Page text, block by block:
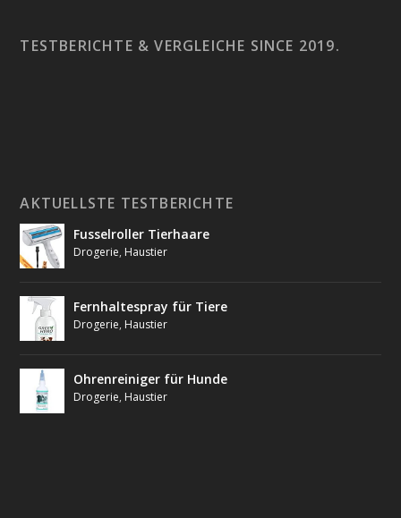
TESTBERICHTE & VERGLEICHE SINCE 2019.
AKTUELLSTE TESTBERICHTE
Fusselroller Tierhaare
Drogerie, Haustier
Fernhaltespray für Tiere
Drogerie, Haustier
Ohrenreiniger für Hunde
Drogerie, Haustier